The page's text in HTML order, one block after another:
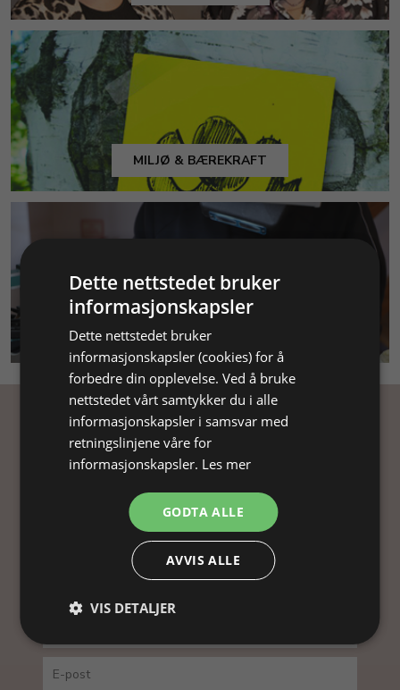
MILJØ & BÆREKRAFT
SMYKKEKURS
Få inspirasjon
inspirasjon, gode tilbud og tips til din
smykkefremstilling.
Ved å abonnere på vårt nyhetsbrev, godtar du vår
personvernpolitikk.
Dette nettstedet bruker
informasjonskapsler
Dette nettstedet bruker
informasjonskapsler (cookies) for å
forbedre din opplevelse. Ved å bruke
nettstedet vårt samtykker du i alle
informasjonskapsler i samsvar med
retningslinjene våre for
informasjonskapsler. Les mer
GODTA ALLE
AVVIS ALLE
VIS DETALJER